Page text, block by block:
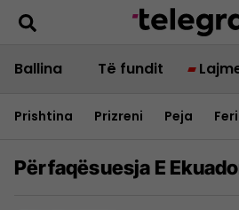
Ballina Të fundit
Prishtina Prizreni Peja
Përfaqësuesja E